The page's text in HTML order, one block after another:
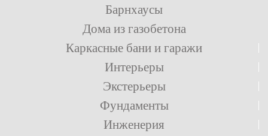
Барнхаусы
Дома из газобетона
Каркасные бани и гаражи
Интерьеры
Экстерьеры
Фундаменты
Инженерия